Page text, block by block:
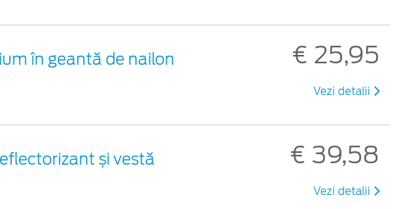
în geantă de nailon
€ 25,95
Vezi detalii
și vestă
€ 39,58
Vezi detalii